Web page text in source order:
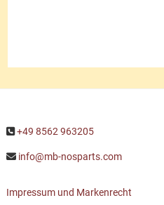
+49 8562 963205
info@mb-nosparts.com
Impressum und Markenrecht